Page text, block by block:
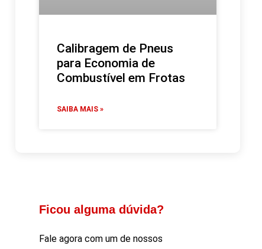
Calibragem de Pneus
para Economia de
Combustível em Frotas
SAIBA MAIS »
Ficou alguma dúvida?
Fale agora com um de nossos